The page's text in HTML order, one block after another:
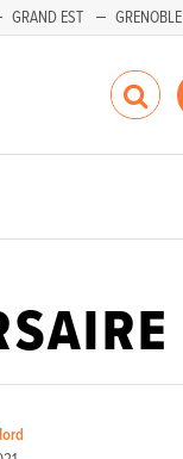
GRAND EST GRENOBLE